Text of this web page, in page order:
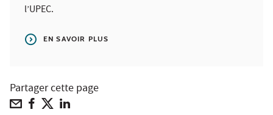
l’UPEC.
EN SAVOIR PLUS
Partager cette page